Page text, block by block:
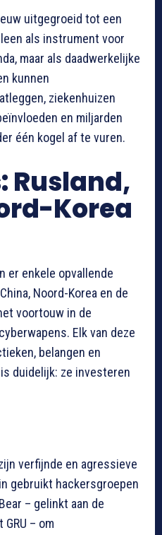
uitgegroeid tot een
als instrument voor
maar als daadwerkelijke
kunnen
ziekenhuizen
en miljarden
één kogel af te vuren.
Rusland,
Korea
er enkele opvallende
Noord-Korea en de
voortouw in de
Elk van deze
belangen en
duidelijk: ze investeren
verfijnde en agressieve
gebruikt hackersgroepen
– gelinkt aan de
– om